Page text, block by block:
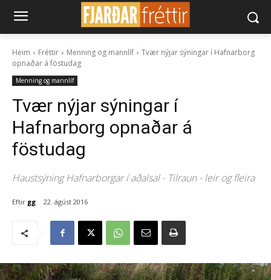
Heim Fréttir Menning og mannlíf
Tvær nýjar sýningar í Hafnarborg
opnaðar á föstudag
Menning og mannlíf
Tvær nýjar sýningar í
Hafnarborg opnaðar á
föstudag
Haustsýning Hafnarborgar í aðalsal - Tilraun - leir og fleira
Eftir gg 22. ágúst 2016